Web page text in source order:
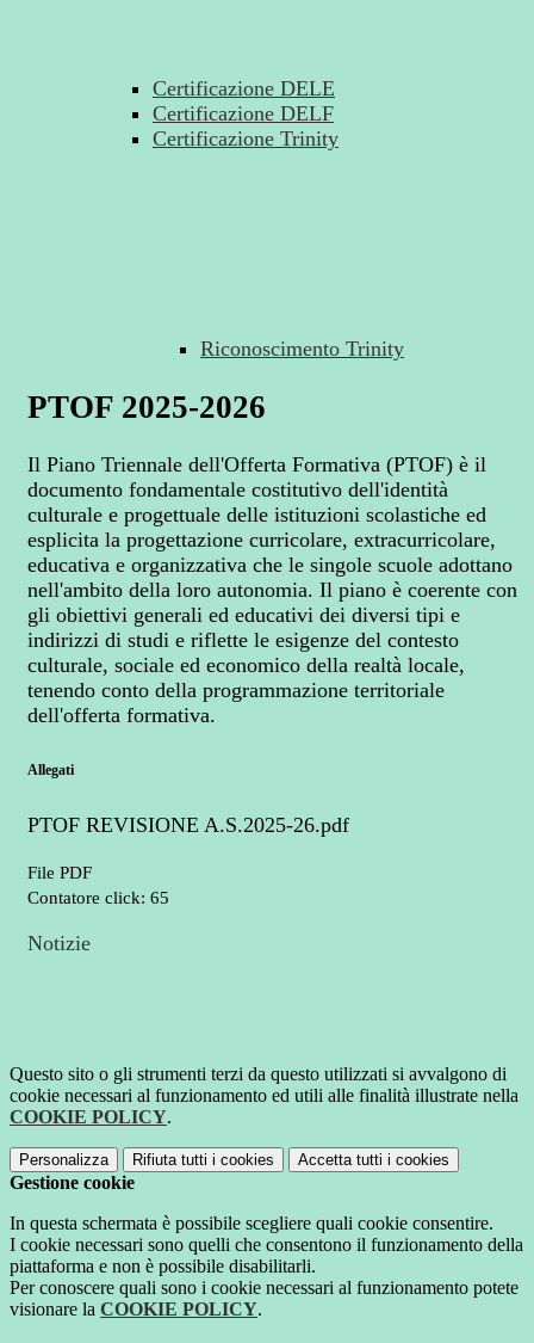
Certificazione DELE
Certificazione DELF
Certificazione Trinity
Riconoscimento Trinity
PTOF 2025-2026
Il Piano Triennale dell'Offerta Formativa (PTOF) è il
documento fondamentale costitutivo dell'identità
culturale e progettuale delle istituzioni scolastiche ed
esplicita la progettazione curricolare, extracurricolare,
educativa e organizzativa che le singole scuole adottano
nell'ambito della loro autonomia. Il piano è coerente con
gli obiettivi generali ed educativi dei diversi tipi e
indirizzi di studi e riflette le esigenze del contesto
culturale, sociale ed economico della realtà locale,
tenendo conto della programmazione territoriale
dell'offerta formativa.
Allegati
PTOF REVISIONE A.S.2025-26.pdf
File PDF
Contatore click: 65
Notizie
Questo sito o gli strumenti terzi da questo utilizzati si avvalgono di
cookie necessari al funzionamento ed utili alle finalità illustrate nella
COOKIE POLICY.
Personalizza Rifiuta tutti i cookies Accetta tutti i cookies
Gestione cookie
In questa schermata è possibile scegliere quali cookie consentire.
I cookie necessari sono quelli che consentono il funzionamento della
piattaforma e non è possibile disabilitarli.
Per conoscere quali sono i cookie necessari al funzionamento potete
visionare la COOKIE POLICY.